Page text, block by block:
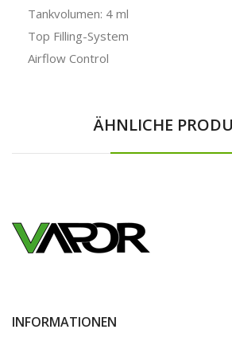
Tankvolumen: 4 ml
Top Filling-System
Airflow Control
ÄHNLICHE
INFORMATIONEN